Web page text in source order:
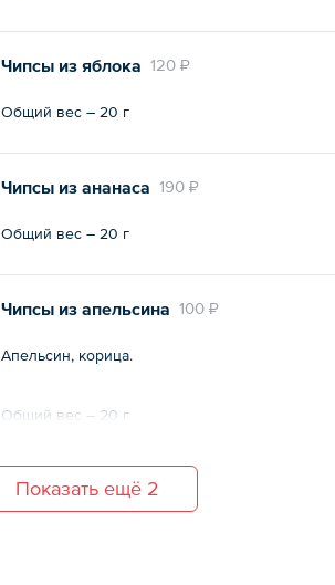
120 ₽
Чипсы из яблока
Общий вес – 20 г
190 ₽
Чипсы из ананаса
Общий вес – 20 г
100 ₽
Чипсы из апельсина
Апельсин, корица.
Общий вес – 20 г
Показать ещё 2